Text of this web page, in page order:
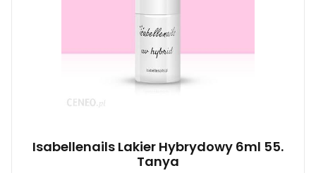
Isabellenails Lakier Hybrydowy 6ml 55.
Tanya